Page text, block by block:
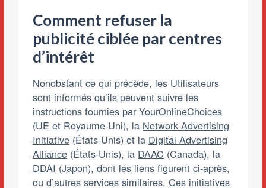
Comment refuser la
publicité ciblée par centres
d’intérêt
Nonobstant ce qui précède, les Utilisateurs
sont informés qu’ils peuvent suivre les
instructions fournies parYourOnlineChoices
(UE et Royaume-Uni), la Network Advertising
Initiative (États-Unis) et la Digital Advertising
Alliance (États-Unis), la DAAC (Canada), la
DDAI (Japon), dont les liens figurent ci-après,
ou d’autres services similaires. Ces initiatives